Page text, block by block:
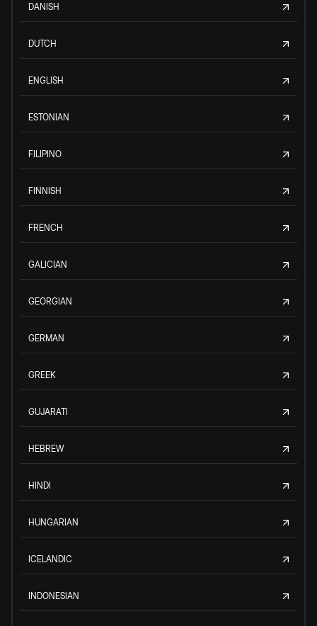
DANISH
DUTCH
ENGLISH
ESTONIAN
FILIPINO
FINNISH
FRENCH
GALICIAN
GEORGIAN
GERMAN
GREEK
GUJARATI
HEBREW
HINDI
HUNGARIAN
ICELANDIC
INDONESIAN